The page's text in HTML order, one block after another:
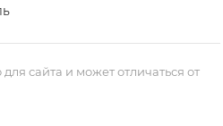
сайта и может отличаться от